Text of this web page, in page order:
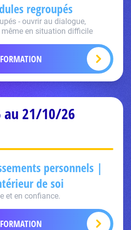
regroupés
- ouvrir au dialogue,
en situation difficile
21/10/26
personnels |
de soi
et en confiance.